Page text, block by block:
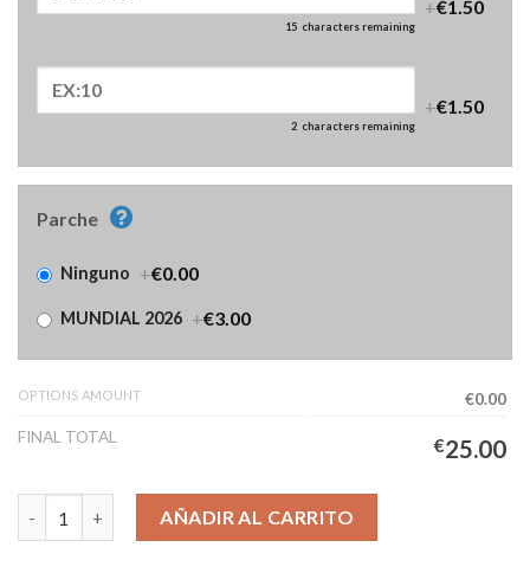
15 characters remaining
+€1.50
2 characters remaining
+€1.50
Parche
Ninguno +€0.00
MUNDIAL 2026 +€3.00
OPTIONS AMOUNT
€0.00
FINAL TOTAL
€25.00
Camiseta Bélgica Primera Equipación Niños 2026/2027 cantidad
AÑADIR AL CARRITO